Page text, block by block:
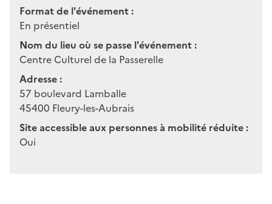
Format de l'événement :
En présentiel
Nom du lieu où se passe l'événement :
Centre Culturel de la Passerelle
Adresse :
57 boulevard Lamballe
45400 Fleury-les-Aubrais
Site accessible aux personnes à mobilité réduite :
Oui